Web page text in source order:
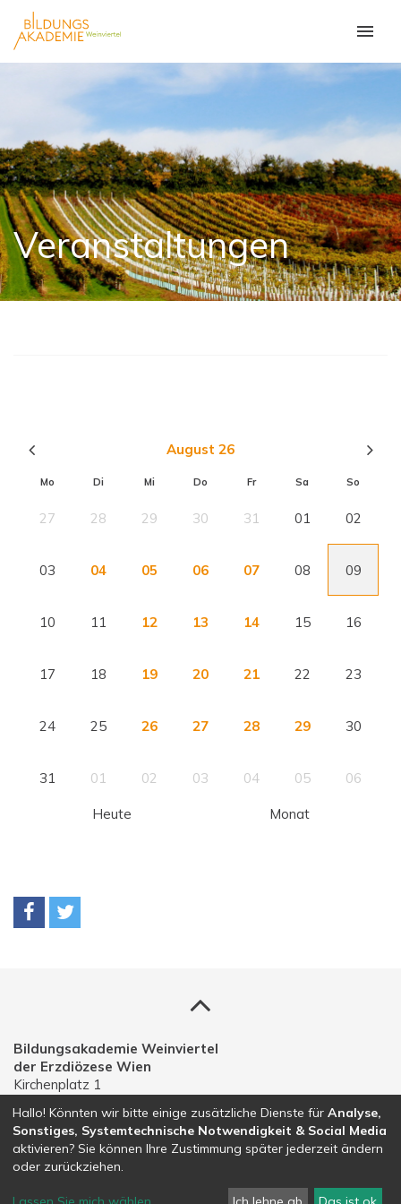
Veranstaltungen
August 26
Mo Di Mi Do Fr Sa So
27 28 29 30 31 01 02
03 04 05 06 07 08 09
10 11 12 13 14 15 16
17 18 19 20 21 22 23
24 25 26 27 28 29 30
31 01 02 03 04 05 06
Heute Monat
Bildungsakademie Weinviertel
der Erzdiözese Wien
Kirchenplatz 1
Telefon: 02574 30203
E-Mail:bildungsakademie.weinviertel@edw.or.at
Hallo! Könnten wir bitte einige zusätzliche Dienste für Analyse,
Sonstiges, Systemtechnische Notwendigkeit & Social Media
aktivieren? Sie können Ihre Zustimmung später jederzeit ändern
oder zurückziehen.